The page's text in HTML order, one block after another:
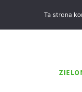
Ta strona